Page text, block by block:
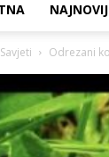
Savjeti Odrezani